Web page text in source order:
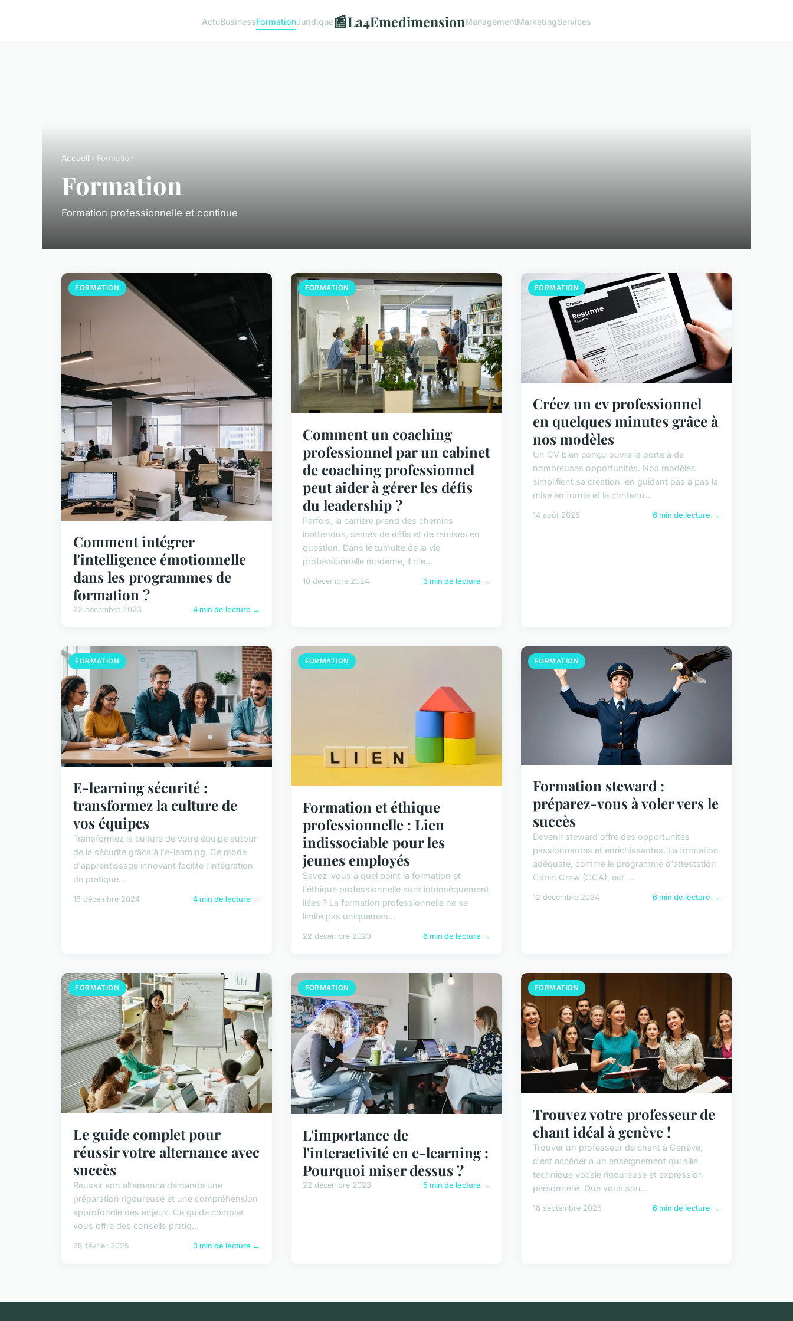
ActuBusinessFormationJuridique📰La4EmedimensionManagementMarketingServices
Accueil › Formation
Formation
Formation professionnelle et continue
FORMATION
Comment intégrer
l'intelligence émotionnelle
dans les programmes de
formation ?
22 décembre 2023 4 min de lecture →
FORMATION
Comment un coaching
professionnel par un cabinet
de coaching professionnel
peut aider à gérer les défis
du leadership ?
Parfois, la carrière prend des chemins
inattendus, semés de défis et de remises en
question. Dans le tumulte de la vie
professionnelle moderne, il n'e...
10 décembre 2024 3 min de lecture →
FORMATION
Créez un cv professionnel
en quelques minutes grâce à
nos modèles
Un CV bien conçu ouvre la porte à de
nombreuses opportunités. Nos modèles
simplifient sa création, en guidant pas à pas la
mise en forme et le contenu...
14 août 2025 6 min de lecture →
FORMATION
E-learning sécurité :
transformez la culture de
vos équipes
Transformez la culture de votre équipe autour
de la sécurité grâce à l'e-learning. Ce mode
d'apprentissage innovant facilite l'intégration
de pratique...
18 décembre 2024 4 min de lecture →
FORMATION
Formation et éthique
professionnelle : Lien
indissociable pour les
jeunes employés
Savez-vous à quel point la formation et
l'éthique professionnelle sont intrinsèquement
liées ? La formation professionnelle ne se
limite pas uniquemen...
22 décembre 2023 6 min de lecture →
FORMATION
Formation steward :
préparez-vous à voler vers le
succès
Devenir steward offre des opportunités
passionnantes et enrichissantes. La formation
adéquate, comme le programme d'attestation
Cabin Crew (CCA), est ...
12 décembre 2024 6 min de lecture →
FORMATION
Le guide complet pour
réussir votre alternance avec
succès
Réussir son alternance demande une
préparation rigoureuse et une compréhension
approfondie des enjeux. Ce guide complet
vous offre des conseils pratiq...
25 février 2025 3 min de lecture →
FORMATION
L'importance de
l'interactivité en e-learning :
Pourquoi miser dessus ?
22 décembre 2023 5 min de lecture →
FORMATION
Trouvez votre professeur de
chant idéal à genève !
Trouver un professeur de chant à Genève,
c'est accéder à un enseignement qui allie
technique vocale rigoureuse et expression
personnelle. Que vous sou...
18 septembre 2025 6 min de lecture →